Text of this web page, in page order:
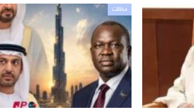
مقالات